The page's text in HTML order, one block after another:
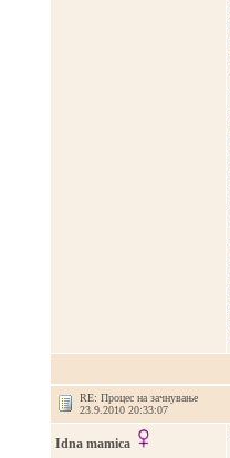
RE: Процес на зачнување
23.9.2010 20:33:07
Idna mamica